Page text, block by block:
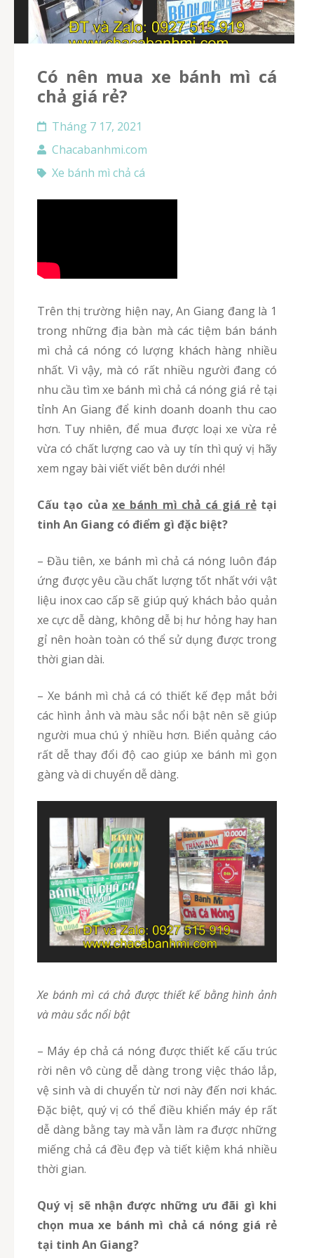
Có nên mua xe bánh mì cá
chả giá rẻ?
Tháng 7 17, 2021
Chacabanhmi.com
Xe bánh mì chả cá
Trên thị trường hiện nay, An Giang đang là 1
trong những địa bàn mà các tiệm bán bánh
mì chả cá nóng có lượng khách hàng nhiều
nhất. Vì vậy, mà có rất nhiều người đang có
nhu cầu tìm xe bánh mì chả cá nóng giá rẻ tại
tỉnh An Giang để kinh doanh doanh thu cao
hơn. Tuy nhiên, để mua được loại xe vừa rẻ
vừa có chất lượng cao và uy tín thì quý vị hãy
xem ngay bài viết viết bên dưới nhé!
Cấu tạo của xe bánh mì chả cá giá rẻtại
tinh An Giang có điểm gì đặc biệt?
– Đầu tiên, xe bánh mì chả cá nóng luôn đáp
ứng được yêu cầu chất lượng tốt nhất với vật
liệu inox cao cấp sẽ giúp quý khách bảo quản
xe cực dễ dàng, không dễ bị hư hỏng hay han
gỉ nên hoàn toàn có thể sử dụng được trong
thời gian dài.
– Xe bánh mì chả cá có thiết kế đẹp mắt bởi
các hình ảnh và màu sắc nổi bật nên sẽ giúp
người mua chú ý nhiều hơn. Biển quảng cáo
rất dễ thay đổi độ cao giúp xe bánh mì gọn
gàng và di chuyển dễ dàng.
Xe bánh mì cá chả được thiết kế bằng hình ảnh
và màu sắc nổi bật
– Máy ép chả cá nóng được thiết kế cấu trúc
rời nên vô cùng dễ dàng trong việc tháo lắp,
vệ sinh và di chuyển từ nơi này đến nơi khác.
Đặc biệt, quý vị có thể điều khiển máy ép rất
dễ dàng bằng tay mà vẫn làm ra được những
miếng chả cá đều đẹp và tiết kiệm khá nhiều
thời gian.
Quý vị sẽ nhận được những ưu đãi gì khi
chọn mua xe bánh mì chả cá nóng giá rẻ
tại tinh An Giang?